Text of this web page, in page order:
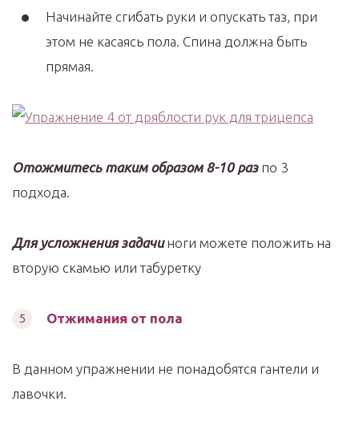
Начинайте сгибать руки и опускать таз, при
этом не касаясь пола. Спина должна быть
прямая.
Отожмитесь таким образом 8-10 разпо 3
подхода.
Для усложнения задачиноги можете положить на
вторую скамью или табуретку
Отжимания от пола
В данном упражнении не понадобятся гантели и
лавочки.